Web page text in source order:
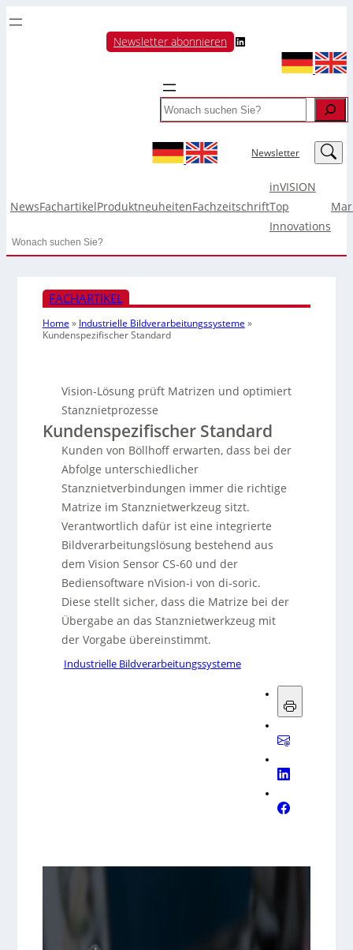
Newsletter abonnieren LinkedIn
Search
Newsletter LinkedIn
NewsFachartikelProduktneuheitenFachzeitschrift
inVISION
Top
Innovations
Search
FACHARTIKEL
Home » Industrielle Bildverarbeitungssysteme »
Kundenspezifischer Standard
Vision-Lösung prüft Matrizen und optimiert
Stanznietprozesse
Kundenspezifischer Standard
Kunden von Böllhoff erwarten, dass bei der
Abfolge unterschiedlicher
Stanznietverbindungen immer die richtige
Matrize im Stanznietwerkzeug sitzt.
Verantwortlich dafür ist eine integrierte
Bildverarbeitungslösung bestehend aus
dem Vision Sensor CS-60 und der
Bediensoftware nVision-i von di-soric.
Diese stellt sicher, dass die Matrize bei der
Übergabe an das Stanznietwerkzeug mit
der Vorgabe übereinstimmt.
Industrielle Bildverarbeitungssysteme